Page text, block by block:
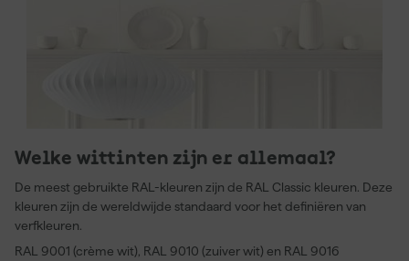
Welke wittinten zijn er allemaal?
De meest gebruikte RAL-kleuren zijn de RAL Classic kleuren. Deze
kleuren zijn de wereldwijde standaard voor het definiëren van
verfkleuren.
RAL 9001 (crème wit), RAL 9010 (zuiver wit) en RAL 9016